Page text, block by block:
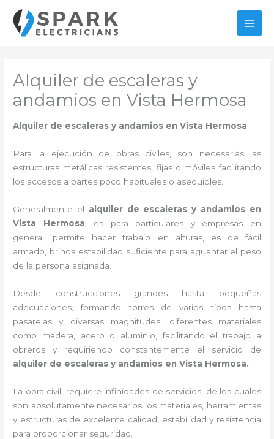
contenido
Alquiler de escaleras y
andamios en Vista Hermosa
Alquiler de escaleras y andamios en Vista Hermosa
Para la ejecución de obras civiles, son necesarias las
estructuras metálicas resistentes, fijas o móviles facilitando
los accesos a partes poco habituales o asequibles.
Generalmente el alquiler de escaleras y andamios en
Vista Hermosa , es para particulares y empresas en
general, permite hacer trabajo en alturas, es de fácil
armado, brinda estabilidad suficiente para aguantar el peso
de la persona asignada.
Desde construcciones grandes hasta pequeñas
adecuaciones, formando torres de varios tipos hasta
pasarelas y diversas magnitudes, diferentes materiales
como madera, acero o aluminio, facilitando el trabajo a
obreros y requiriendo constantemente el servicio de
alquiler de escaleras y andamios en Vista Hermosa.
La obra civil, requiere infinidades de servicios, de los cuales
son absolutamente necesarios los materiales, herramientas
y estructuras de excelente calidad, estabilidad y resistencia
para proporcionar seguridad.